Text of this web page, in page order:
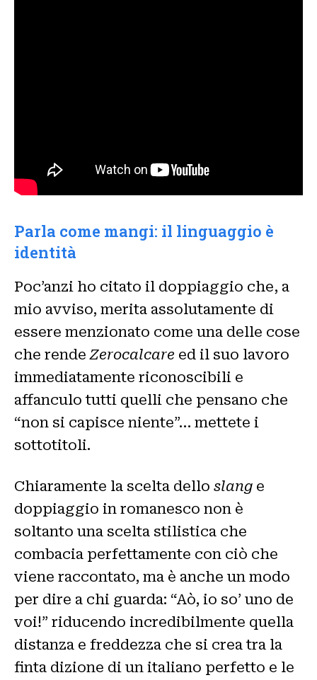
Parla come mangi: il linguaggio è
identità
Poc’anzi ho citato il doppiaggio che, a
mio avviso, merita assolutamente di
essere menzionato come una delle cose
che rendeZerocalcare ed il suo lavoro
immediatamente riconoscibili e
affanculo tutti quelli che pensano che
“non si capisce niente”… mettete i
sottotitoli.
Chiaramente la scelta dello slang e
doppiaggio in romanesco non è
soltanto una scelta stilistica che
combacia perfettamente con ciò che
viene raccontato, ma è anche un modo
per dire a chi guarda: “Aò, io so’ uno de
voi!” riducendo incredibilmente quella
distanza e freddezza che si crea tra la
finta dizione di un italiano perfetto e le